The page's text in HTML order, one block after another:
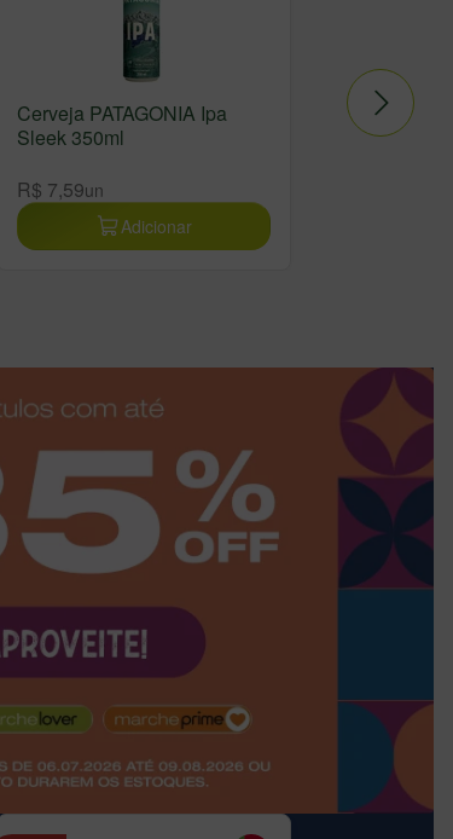
Cerveja PATAGONIA Ipa
Sleek 350ml
R$ 7,59un
Adicionar
Cerveja
330ml